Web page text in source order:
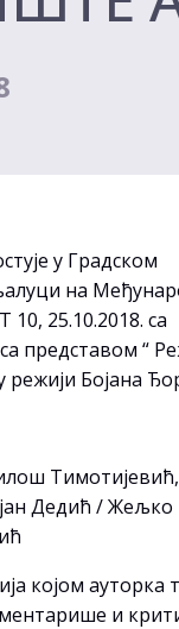
у Градском
на
25.10.2018. са
представом “
Бојана
Тимотијевић,
Дедић / Жељко
којом ауторка
и